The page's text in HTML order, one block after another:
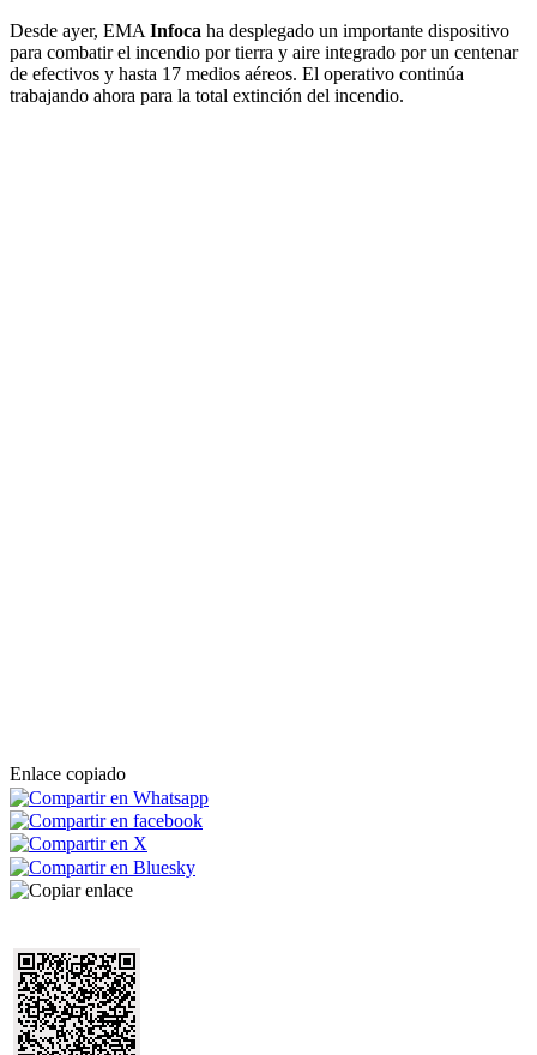
Desde ayer, EMA Infoca ha desplegado un importante dispositivo
para combatir el incendio por tierra y aire integrado por un centenar
de efectivos y hasta 17 medios aéreos. El operativo continúa
trabajando ahora para la total extinción del incendio.
Enlace copiado